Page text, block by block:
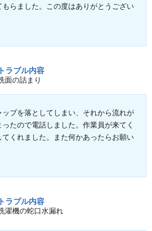
もらました。この度はありがとうござい
トラブル内容
面の詰まり
ップを落としてしまい、それから流れが
たので電話しました。作業員が来てく
てくれました。また何かあったらお願い
トラブル内容
濯機の蛇口水漏れ